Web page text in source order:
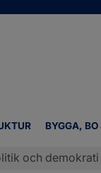
BYGGA,
och demokrati